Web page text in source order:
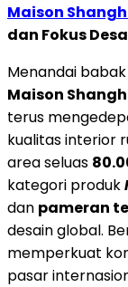
Maison
dan Fokus
Menandai
Maison
terus
kualitas interior
area seluas
kategori produk
dan pameran
desain global.
memperkuat
pasar